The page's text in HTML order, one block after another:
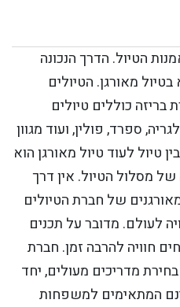
הטיול. הדרך הנכונה
מאורגן. הטיולים
כוללים טיולים
ספרד, פולין, ועוד מגוון
טיול לעוד טיול מאורגן הוא
מסלול הטיול. אין דרך
של חברת הטיולים
לעולם. מדובר על תכנים
חוויה להרבה זמן. חברת
מדריכים מעולים, יחד
המתאימים למשפחות